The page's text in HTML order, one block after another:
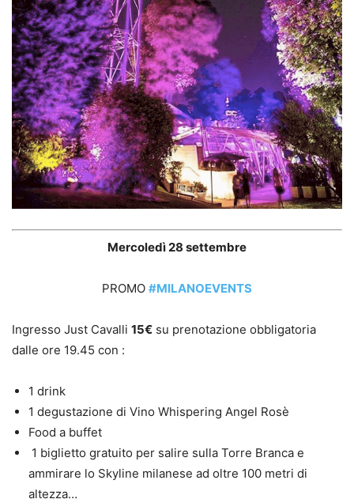
Mercoledì 28 settembre
PROMO #MILANOEVENTS
Ingresso Just Cavalli 15€ su prenotazione obbligatoria
dalle ore 19.45 con :
1 drink
1 degustazione di Vino Whispering Angel Rosè
Food a buffet
1 biglietto gratuito per salire sulla Torre Branca e
ammirare lo Skyline milanese ad oltre 100 metri di
altezza…